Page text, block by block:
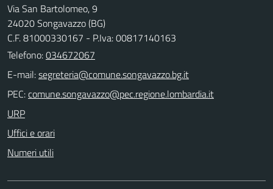
Via San Bartolomeo, 9
24020 Songavazzo (BG)
C.F. 81000330167 - P.Iva: 00817140163
Telefono:034672067
E-mail:
PEC:
URP
Uffici e orari
Numeri utili